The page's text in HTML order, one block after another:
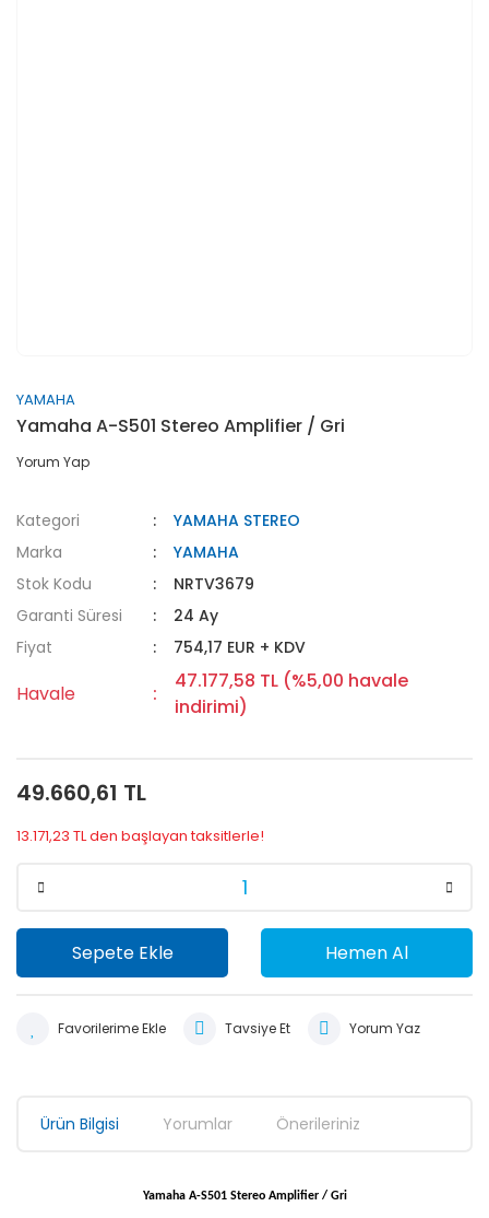
YAMAHA
Yamaha A-S501 Stereo Amplifier / Gri
Yorum Yap
Kategori
YAMAHA STEREO
Marka
YAMAHA
Stok Kodu
NRTV3679
Garanti Süresi
24 Ay
Fiyat
754,17 EUR + KDV
Havale
47.177,58 TL (%5,00 havale
indirimi)
49.660,61 TL
13.171,23 TL den başlayan taksitlerle!
Sepete Ekle Hemen Al
Tavsiye Et Yorum Yaz
Ürün Bilgisi Yorumlar Önerileriniz
Yamaha A-S501 Stereo Amplifier / Gri